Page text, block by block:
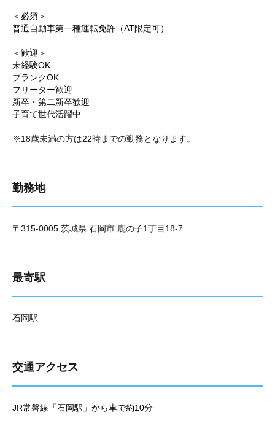
＜必須＞
普通自動車第一種運転免許（AT限定可）
＜歓迎＞
未経験OK
ブランクOK
フリーター歓迎
新卒・第二新卒歓迎
子育て世代活躍中
※18歳未満の方は22時までの勤務となります。
勤務地
〒315-0005 茨城県 石岡市 鹿の子1丁目18-7
最寄駅
石岡駅
交通アクセス
JR常磐線「石岡駅」から車で約10分